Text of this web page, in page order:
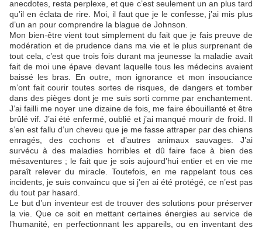
anecdotes, resta perplexe, et que c’est seulement un an plus tard
qu’il en éclata de rire. Moi, il faut que je le confesse, j’ai mis plus
d’un an pour comprendre la blague de Johnson.
Mon bien-être vient tout simplement du fait que je fais preuve de
modération et de prudence dans ma vie et le plus surprenant de
tout cela, c’est que trois fois durant ma jeunesse la maladie avait
fait de moi une épave devant laquelle tous les médecins avaient
baissé les bras. En outre, mon ignorance et mon insouciance
m’ont fait courir toutes sortes de risques, de dangers et tomber
dans des pièges dont je me suis sorti comme par enchantement.
J’ai failli me noyer une dizaine de fois, me faire ébouillanté et être
brûlé vif. J’ai été enfermé, oublié et j’ai manqué mourir de froid. Il
s’en est fallu d’un cheveu que je me fasse attraper par des chiens
enragés, des cochons et d’autres animaux sauvages. J’ai
survécu à des maladies horribles et dû faire face à bien des
mésaventures ; le fait que je sois aujourd’hui entier et en vie me
paraît relever du miracle. Toutefois, en me rappelant tous ces
incidents, je suis convaincu que si j’en ai été protégé, ce n’est pas
du tout par hasard.
Le but d’un inventeur est de trouver des solutions pour préserver
la vie. Que ce soit en mettant certaines énergies au service de
l’humanité, en perfectionnant les appareils, ou en inventant des